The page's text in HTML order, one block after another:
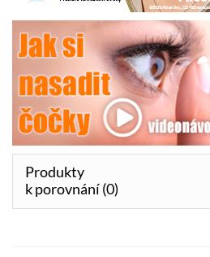
Produkty
k porovnání (0)